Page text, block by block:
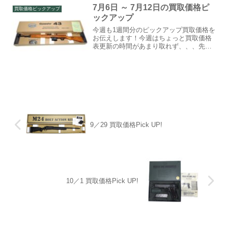
買取価格ピックアップ
7月6日 ～ 7月12日の買取価格ピ
ックアップ
今週も1週間分のピックアップ買取価格を
お伝えします！今週はちょっと買取価格
表更新の時間があまり取れず、、、先週
9／29 買取価格Pick UP!
10／1 買取価格Pick UP!